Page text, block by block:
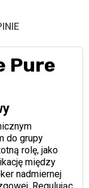
Pure
do grupy
rolę, jako
między
nadmiernej
Regulując